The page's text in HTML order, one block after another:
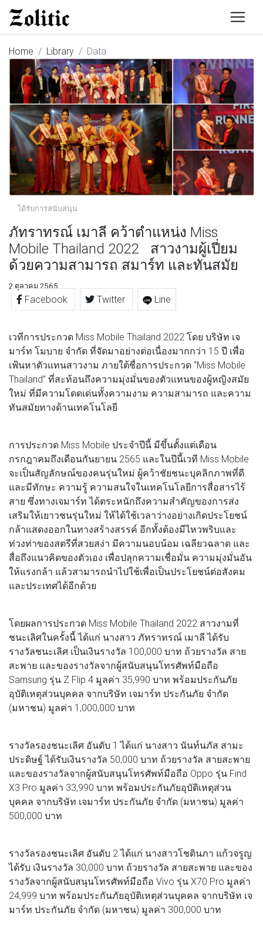
Home Library Data
ได้รับการสนับสนุน
ภัทราทรณ์ เมาลี คว้าตำแหน่ง Miss
Mobile Thailand 2022 สาวงามผู้เปี่ยม
ด้วยความสามารถ สมาร์ท และทันสมัย
2 ตุลาคม 2565
Facebook Twitter Line
เวทีการประกวด Miss Mobile Thailand 2022 โดย บริษัท เจ
มาร์ท โมบาย จำกัด ที่จัดมาอย่างต่อเนื่องมากกว่า 15 ปี เพื่อ
เฟ้นหาตัวแทนสาวงาม ภายใต้ชื่อการประกวด “Miss Mobile
Thailand” ที่สะท้อนถึงความมุ่งมั่นของตัวแทนของผู้หญิงสมัย
ใหม่ ที่มีความโดดเด่นทั้งความงาม ความสามารถ และความ
ทันสมัยทางด้านเทคโนโลยี
การประกวด Miss Mobile ประจำปีนี้ มีขึ้นตั้งแต่เดือน
กรกฎาคมถึงเดือนกันยายน 2565 และในปีนี้เวที Miss Mobile
จะเป็นสัญลักษณ์ของคนรุ่นใหม่ ผู้คว้าชัยชนะบุคลิกภาพที่ดี
และมีทักษะ ความรู้ ความสนใจในเทคโนโลยีการสื่อสารไร้
สาย ซึ่งทางเจมาร์ท ได้ตระหนักถึงความสำคัญของการส่ง
เสริมให้เยาวชนรุ่นใหม่ ให้ได้ใช้เวลาว่างอย่างเกิดประโยชน์
กล้าแสดงออกในทางสร้างสรรค์ อีกทั้งต้องมีไหวพริบและ
ท่วงท่าของสตรีที่สวยสง่า มีความนอบน้อม เฉลียวฉลาด และ
สื่อถึงแนวคิดของตัวเอง เพื่อปลุกความเชื่อมั่น ความมุ่งมั่นอัน
ให้แรงกล้า แล้วสามารถนำไปใช้เพื่อเป็นประโยชน์ต่อสังคม
และประเทศได้อีกด้วย
โดยผลการประกวด Miss Mobile Thailand 2022 สาวงามที่
ชนะเลิศในครั้งนี้ ได้แก่ นางสาว ภัทราทรณ์ เมาลี ได้รับ
รางวัลชนะเลิศ เป็นเงินรางวัล 100,000 บาท ถ้วยรางวัล สาย
สะพาย และของรางวัลจากผู้สนับสนุนโทรศัพท์มือถือ
Samsung รุ่น Z Flip 4 มูลค่า 35,990 บาท พร้อมประกันภัย
อุบัติเหตุส่วนบุคคล จากบริษัท เจมาร์ท ประกันภัย จำกัด
(มหาชน) มูลค่า 1,000,000 บาท
รางวัลรองชนะเลิศ อันดับ 1 ได้แก่ นางสาว นันท์นภัส สามะ
ประดิษฐ์ ได้รับเงินรางวัล 50,000 บาท ถ้วยรางวัล สายสะพาย
และของรางวัลจากผู้สนับสนุนโทรศัพท์มือถือ Oppo รุ่น Find
X3 Pro มูลค่า 33,990 บาท พร้อมประกันภัยอุบัติเหตุส่วน
บุคคล จากบริษัท เจมาร์ท ประกันภัย จำกัด (มหาชน) มูลค่า
500,000 บาท
รางวัลรองชนะเลิศ อันดับ 2 ได้แก่ นางสาวโชตินภา แก้วจรูญ
ได้รับ เงินรางวัล 30,000 บาท ถ้วยรางวัล สายสะพาย และของ
รางวัลจากผู้สนับสนุนโทรศัพท์มือถือ Vivo รุ่น X70 Pro มูลค่า
24,999 บาท พร้อมประกันภัยอุบัติเหตุส่วนบุคคล จากบริษัท เจ
มาร์ท ประกันภัย จำกัด (มหาชน) มูลค่า 300,000 บาท